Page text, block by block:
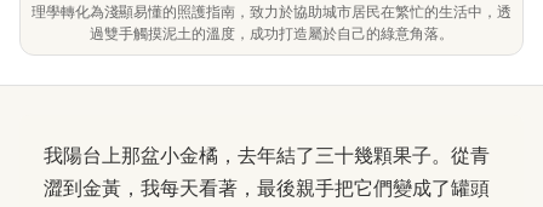
理學轉化為淺顯易懂的照護指南，致力於協助城市居民在繁忙的生活中，透
過雙手觸摸泥土的溫度，成功打造屬於自己的綠意角落。
我陽台上那盆小金橘，去年結了三十幾顆果子。從青
澀到金黃，我每天看著，最後親手把它們變成了罐頭